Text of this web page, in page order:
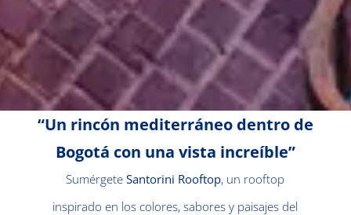
“Un rincón mediterráneo dentro de
Bogotá con una vista increíble”
SumérgeteSantorini Rooftop, un rooftop
inspirado en los colores, sabores y paisajes del